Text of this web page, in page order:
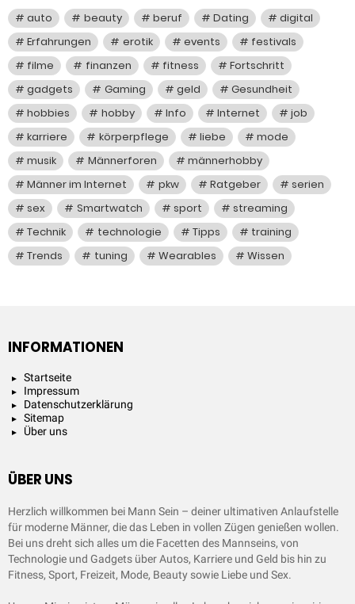
auto beauty beruf Dating
digital
Erfahrungen
erotik events
festivals
filme
finanzen fitness
Fortschritt
gadgets
Gaming geld
Gesundheit
hobbies
hobby Info Internet
job
karriere
körperpflege liebe
mode
musik
Männerforen
männerhobby
Männer im Internet
pkw Ratgeber
serien
sex
Smartwatch sport
streaming
Technik
technologie Tipps
training
Trends
tuning Wearables Wissen
INFORMATIONEN
Startseite
Impressum
Datenschutzerklärung
Sitemap
Über uns
ÜBER UNS
Herzlich willkommen bei Mann Sein – deiner ultimativen Anlaufstelle
für moderne Männer, die das Leben in vollen Zügen genießen wollen.
Bei uns dreht sich alles um die Facetten des Mannseins, von
Technologie und Gadgets über Autos, Karriere und Geld bis hin zu
Fitness, Sport, Freizeit, Mode, Beauty sowie Liebe und Sex.